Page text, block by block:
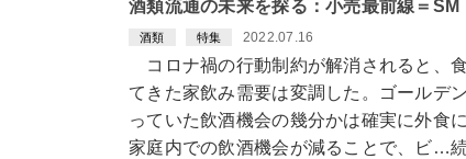
酒類流通の未来を探る：小売最前線＝
酒類 特集 2022.07.16
コロナ禍の行動制約が解消されると、
てきた家飲み需要は変調した。ゴールデ
っていた飲酒機会の幾分かは確実に外
家庭内での飲酒機会が減ることで、ビ…